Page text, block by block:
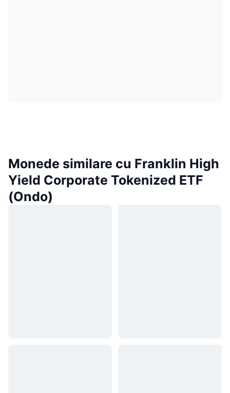
Monede similare cu Franklin High
Yield Corporate Tokenized ETF
(Ondo)